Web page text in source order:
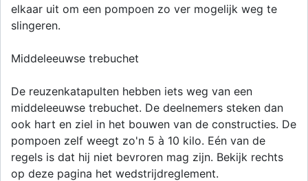
elkaar uit om een pompoen zo ver mogelijk weg te
slingeren.
Middeleeuwse trebuchet
De reuzenkatapulten hebben iets weg van een
middeleeuwse trebuchet. De deelnemers steken dan
ook hart en ziel in het bouwen van de constructies. De
pompoen zelf weegt zo'n 5 à 10 kilo. Eén van de
regels is dat hij niet bevroren mag zijn. Bekijk rechts
op deze pagina het wedstrijdreglement.